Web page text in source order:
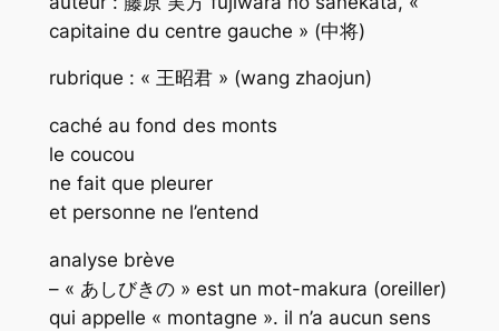
capitaine du centre gauche » (中将)
rubrique : « 王昭君 » (wang zhaojun)
caché au fond des monts
le coucou
ne fait que pleurer
et personne ne l’entend
analyse brève
– « あしびきの » est un mot-makura (oreiller)
qui appelle « montagne ». il n’a aucun sens